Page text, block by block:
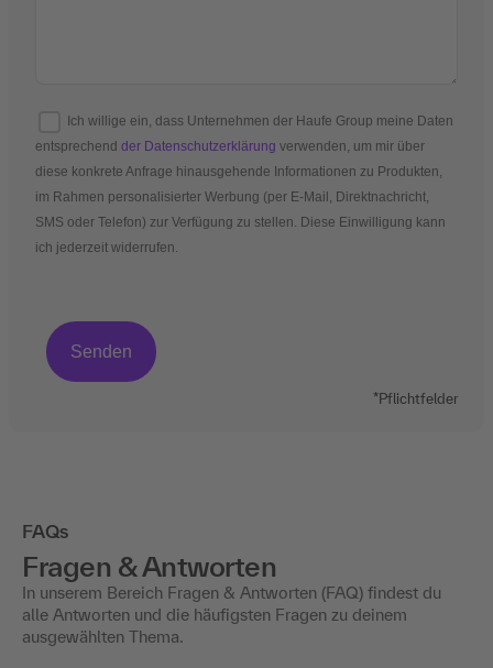
Ich willige ein, dass Unternehmen der Haufe Group meine Daten
entsprechend der Datenschutzerklärung verwenden, um mir über
diese konkrete Anfrage hinausgehende Informationen zu Produkten,
im Rahmen personalisierter Werbung (per E-Mail, Direktnachricht,
SMS oder Telefon) zur Verfügung zu stellen. Diese Einwilligung kann
ich jederzeit widerrufen.
*Pflichtfelder
FAQs
Fragen & Antworten
In unserem Bereich Fragen & Antworten (FAQ) findest du
alle Antworten und die häufigsten Fragen zu deinem
ausgewählten Thema.